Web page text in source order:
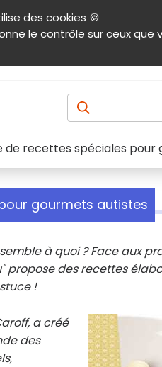
des cookies 🍪
le contrôle sur ceux que
Menu principal
Produits
de recettes spéciales pour
gourmets autistes
à quoi ? Face aux
propose des recettes
!
a créé
des